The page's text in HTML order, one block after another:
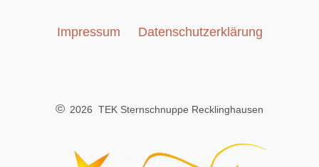
Impressum Datenschutzerklärung
© 2026 TEK Sternschnuppe Recklinghausen